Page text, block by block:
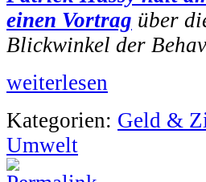
einen Vortrag über
Blickwinkel der
weiterlesen
Kategorien: Geld &
Umwelt